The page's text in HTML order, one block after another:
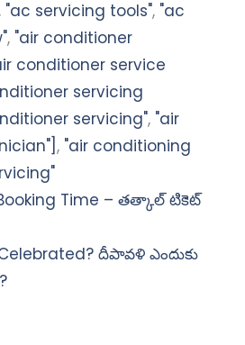
"ac servicing tools", "ac
, "air conditioner
conditioner service
servicing
servicing", "air
, "air conditioning
rvicing"
Time – తత్కాల్ టికెట్
దీపావళి ఎందుకు